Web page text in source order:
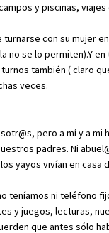
y piscinas,
turnarse con su mujer
no se lo permiten).Y
también ( claro
veces.
pero a mí y a mi
padres. Ni
yayos vivían en casa
teníamos ni teléfono
y juegos, lecturas,
que antes sólo